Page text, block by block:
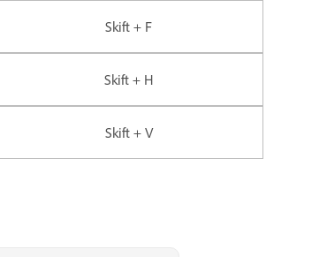
Skift + F
Skift + H
Skift + V